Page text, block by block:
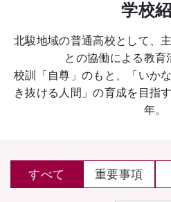
学校
北駿地域の普通高校として、
との協働による教育
校訓「自尊」のもと、「いか
き抜ける人間」の育成を目指
年。
すべて 重要事項